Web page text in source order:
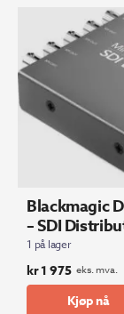
Blackmagic
– SDI
1 på lager
kr1 975 eks. mva.
Kjøp nå